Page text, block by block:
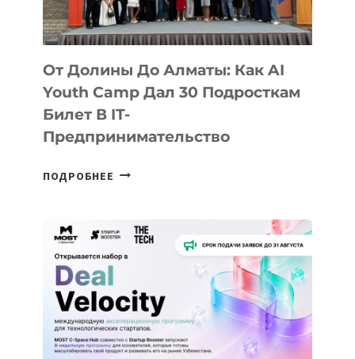
От Долины До Алматы: Как AI
Youth Camp Дал 30 Подросткам
Билет В IT-
Предпринимательство
ПОДРОБНЕЕ ОТ
АЛМАТЫ:
КАК
AI
YOUTH
CAMP
ДАЛ
30